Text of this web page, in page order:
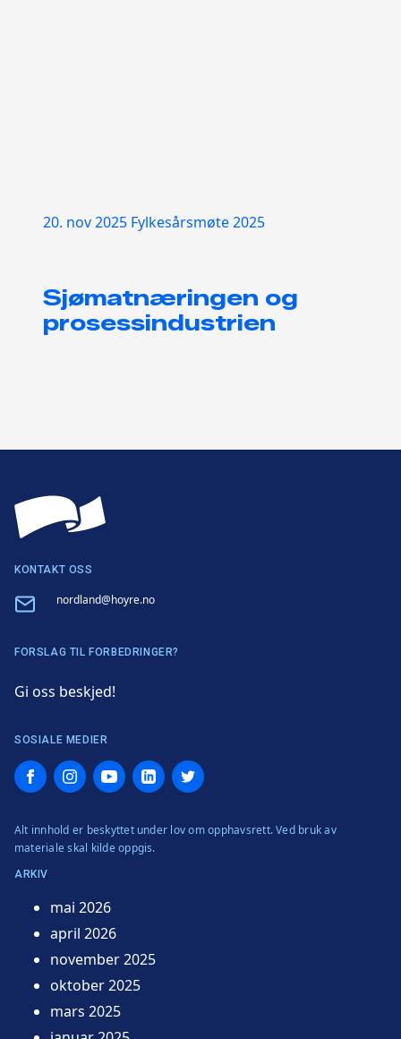
20. nov 2025 Fylkesårsmøte 2025
Sjømatnæringen og
prosessindustrien
KONTAKT OSS
Email nordland@hoyre.no
FORSLAG TIL FORBEDRINGER?
Gi oss beskjed!
SOSIALE MEDIER
FacebookInstagramYouTubeLinkedInTwitter
Alt innhold er beskyttet under lov om opphavsrett. Ved bruk av
materiale skal kilde oppgis.
ARKIV
mai 2026
april 2026
november 2025
oktober 2025
mars 2025